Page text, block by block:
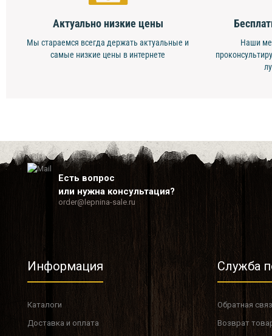
Актуально низкие цены
Мы стараемся всегда держать актуальные и
самые низкие цены в интернете
Наши
Есть вопрос
или нужна консультация?
order@lepnina-sale.ru
Информация
Каталоги
Доставка и оплата
Служба
Обратная
Возврат